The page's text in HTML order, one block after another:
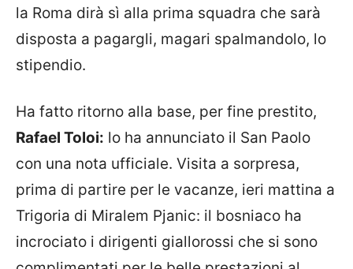
la Roma dirà sì alla prima squadra che sarà
disposta a pagargli, magari spalmandolo, lo
stipendio.
Ha fatto ritorno alla base, per fine prestito,
Rafael Toloi: lo ha annunciato il San Paolo
con una nota ufficiale. Visita a sorpresa,
prima di partire per le vacanze, ieri mattina a
Trigoria di Miralem Pjanic: il bosniaco ha
incrociato i dirigenti giallorossi che si sono